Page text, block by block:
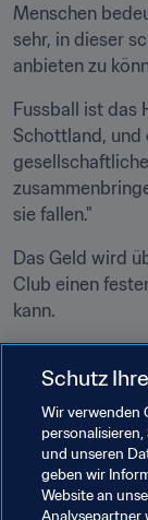
Menschen
sehr, in dieser
anbieten zu
Fussball ist das
Schottland, und
sie fallen."
Das Geld wird
Club einen
kann.
mit anderen
stellen.
Ist Anderson
stimmen Sie
Schutz
Wir verwenden
und unseren
geben wir
Website an
Analysepartner